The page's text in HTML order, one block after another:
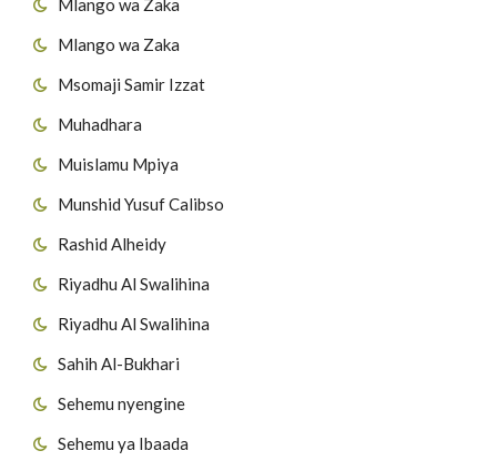
Mlango wa Zaka
Mlango wa Zaka
Msomaji Samir Izzat
Muhadhara
Muislamu Mpiya
Munshid Yusuf Calibso
Rashid Alheidy
Riyadhu Al Swalihina
Riyadhu Al Swalihina
Sahih Al-Bukhari
Sehemu nyengine
Sehemu ya Ibaada